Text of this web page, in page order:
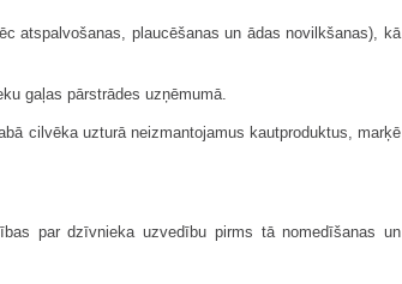
atspalvošanas, plaucēšanas un ādas novilkšanas), kā
gaļas pārstrādes uzņēmumā.
cilvēka uzturā neizmantojamus kautproduktus, marķē
par dzīvnieka uzvedību pirms tā nomedīšanas un